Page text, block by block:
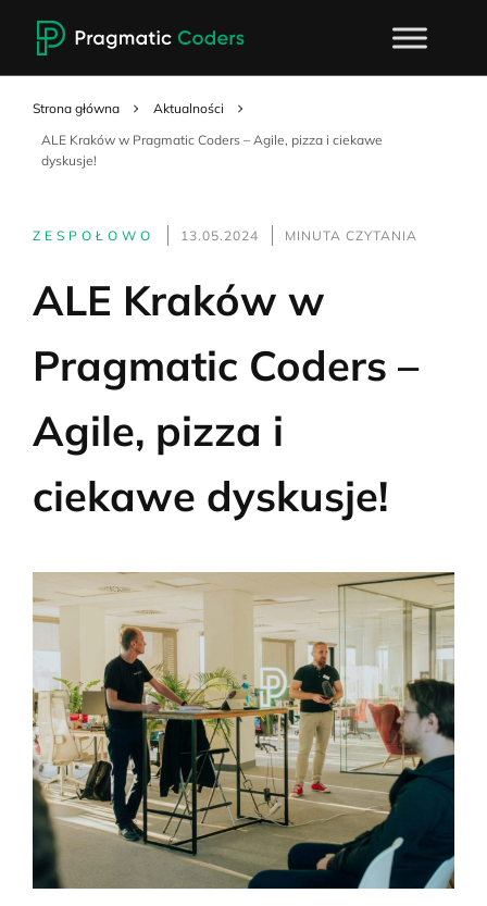
Strona główna
Aktualności
ALE Kraków w Pragmatic Coders – Agile, pizza i ciekawe
dyskusje!
ZESPOŁOWO 13.05.2024 MINUTA CZYTANIA
ALE Kraków w
Pragmatic Coders –
Agile, pizza i
ciekawe dyskusje!